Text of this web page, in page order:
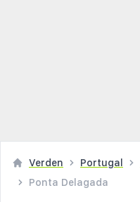
Verden Portugal
Ponta Delagada